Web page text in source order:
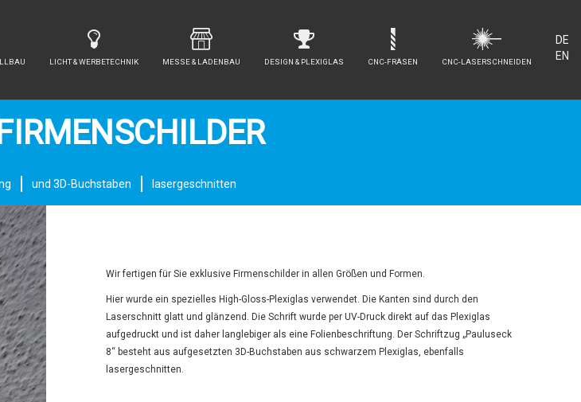
LICHT & WERBETECHNIK MESSE & LADENBAU DESIGN & PLEXIGLAS CNC-FRÄSEN CNC-LASERSCHNEIDEN
DE
EN
und 3D-Buchstaben lasergeschnitten
Wir fertigen für Sie exklusive Firmenschilder in allen Größen und Formen.
Hier wurde ein spezielles High-Gloss-Plexiglas verwendet. Die Kanten sind durch den
Laserschnitt glatt und glänzend. Die Schrift wurde per UV-Druck direkt auf das Plexiglas
aufgedruckt und ist daher langlebiger als eine Folienbeschriftung. Der Schriftzug „Pauluseck
8“ besteht aus aufgesetzten 3D-Buchstaben aus schwarzem Plexiglas, ebenfalls
lasergeschnitten.